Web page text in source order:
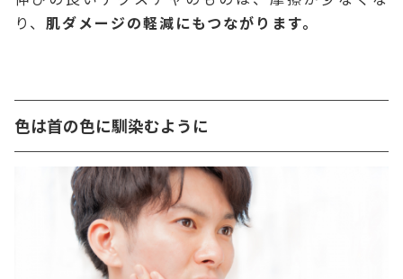
り、 肌ダメージの軽減にもつながります。
色は首の色に馴染むように